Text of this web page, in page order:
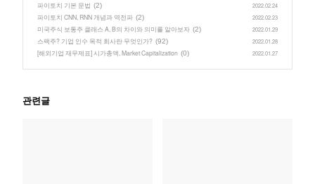
파이토치 기본 문법 (2) 2022.02.24
파이토치 CNN, RNN 개념과 역전파 (2) 2022.02.23
미국주식 보통주 클래스 A, B의 차이와 의미를 알아보자 (2) 2022.01.29
스팩주? 기업 인수 목적 회사란 무엇인가? (92) 2022.01.28
[해외기업 재무제표] 시가총액, Market Capitalization (0) 2022.01.27
관련글